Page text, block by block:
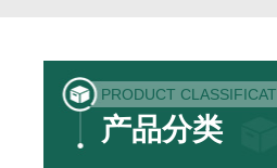
PRODUCT
产品分类